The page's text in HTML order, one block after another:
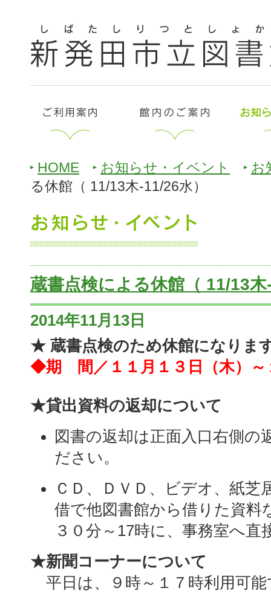
HOME お知らせ・イベント
お
る休館（ 11/13木-11/26水）
蔵書点検による休館（ 11/13
2014年11月13日
★ 蔵書点検のため休館になりま
◆期 間／１１月１３日（木）～
★貸出資料の返却について
図書の返却は正面入口右側の
ださい。
ＣＤ、ＤＶＤ、ビデオ、紙芝
借で他図書館から借りた資
３０分～17時に、事務室へ
★新聞コーナーについて
平日は、９時～１７時利用可能